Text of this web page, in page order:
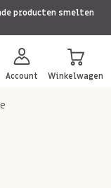
producten smelten
Account Winkelwagen